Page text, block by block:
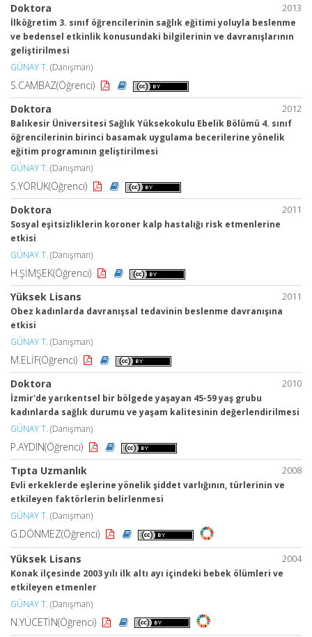
2013
Doktora
İlköğretim 3. sınıf öğrencilerinin sağlık eğitimi yoluyla beslenme
ve bedensel etkinlik konusundaki bilgilerinin ve davranışlarının
geliştirilmesi
GÜNAY T. (Danışman)
S.CAMBAZ(Öğrenci)
2012
Doktora
Balıkesir Üniversitesi Sağlık Yüksekokulu Ebelik Bölümü 4. sınıf
öğrencilerinin birinci basamak uygulama becerilerine yönelik
eğitim programının geliştirilmesi
GÜNAY T. (Danışman)
S.YÖRÜK(Öğrenci)
2011
Doktora
Sosyal eşitsizliklerin koroner kalp hastalığı risk etmenlerine
etkisi
GÜNAY T. (Danışman)
H.ŞİMŞEK(Öğrenci)
2011
Yüksek Lisans
Obez kadınlarda davranışsal tedavinin beslenme davranışına
etkisi
GÜNAY T. (Danışman)
M.ELİF(Öğrenci)
2010
Doktora
İzmir'de yarıkentsel bir bölgede yaşayan 45-59 yaş grubu
kadınlarda sağlık durumu ve yaşam kalitesinin değerlendirilmesi
GÜNAY T. (Danışman)
P.AYDIN(Öğrenci)
2008
Tıpta Uzmanlık
Evli erkeklerde eşlerine yönelik şiddet varlığının, türlerinin ve
etkileyen faktörlerin belirlenmesi
GÜNAY T. (Danışman)
G.DÖNMEZ(Öğrenci)
2004
Yüksek Lisans
Konak ilçesinde 2003 yılı ilk altı ayı içindeki bebek ölümleri ve
etkileyen etmenler
GÜNAY T. (Danışman)
N.YÜCETİN(Öğrenci)